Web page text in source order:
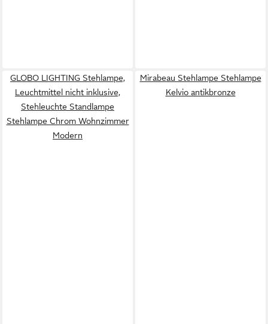
GLOBO LIGHTING Stehlampe,
Leuchtmittel nicht inklusive,
Stehleuchte Standlampe
Stehlampe Chrom Wohnzimmer
Modern
Mirabeau Stehlampe Stehlampe
Kelvio antikbronze